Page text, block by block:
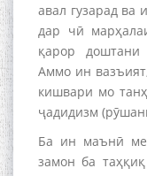
авал гузарад ва
дар чӣ
қарор
Аммо ин
кишвари мо
ҷадидизм
Ба ин маънӣ
замон ба